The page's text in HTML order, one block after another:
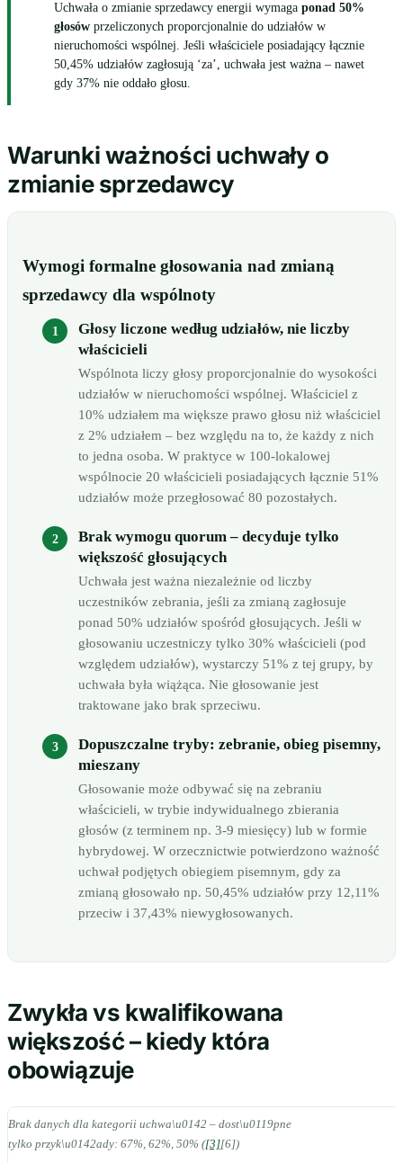
Uchwała o zmianie sprzedawcy energii wymaga ponad 50%
głosów przeliczonych proporcjonalnie do udziałów w
nieruchomości wspólnej. Jeśli właściciele posiadający łącznie
50,45% udziałów zagłosują ‘za’, uchwała jest ważna – nawet
gdy 37% nie oddało głosu.
Warunki ważności uchwały o
zmianie sprzedawcy
Wymogi formalne głosowania nad zmianą
sprzedawcy dla wspólnoty
Głosy liczone według udziałów, nie liczby
właścicieli
Wspólnota liczy głosy proporcjonalnie do wysokości
udziałów w nieruchomości wspólnej. Właściciel z
10% udziałem ma większe prawo głosu niż właściciel
z 2% udziałem – bez względu na to, że każdy z nich
to jedna osoba. W praktyce w 100-lokalowej
wspólnocie 20 właścicieli posiadających łącznie 51%
udziałów może przegłosować 80 pozostałych.
Brak wymogu quorum – decyduje tylko
większość głosujących
Uchwała jest ważna niezależnie od liczby
uczestników zebrania, jeśli za zmianą zagłosuje
ponad 50% udziałów spośród głosujących. Jeśli w
głosowaniu uczestniczy tylko 30% właścicieli (pod
względem udziałów), wystarczy 51% z tej grupy, by
uchwała była wiążąca. Nie głosowanie jest
traktowane jako brak sprzeciwu.
Dopuszczalne tryby: zebranie, obieg pisemny,
mieszany
Głosowanie może odbywać się na zebraniu
właścicieli, w trybie indywidualnego zbierania
głosów (z terminem np. 3-9 miesięcy) lub w formie
hybrydowej. W orzecznictwie potwierdzono ważność
uchwał podjętych obiegiem pisemnym, gdy za
zmianą głosowało np. 50,45% udziałów przy 12,11%
przeciw i 37,43% niewygłosowanych.
Zwykła vs kwalifikowana
większość – kiedy która
obowiązuje
Brak danych dla kategorii uchwa\u0142 – dost\u0119pne
tylko przyk\u0142ady: 67%, 62%, 50% ([3][6])